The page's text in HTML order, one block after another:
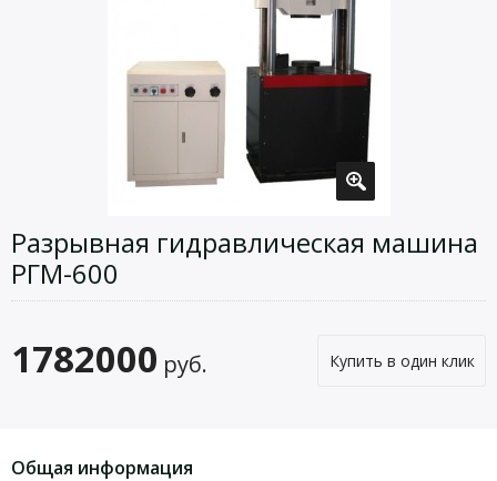
Разрывная гидравлическая машина
РГМ-600
1782000 руб. Купить в один клик
Общая информация